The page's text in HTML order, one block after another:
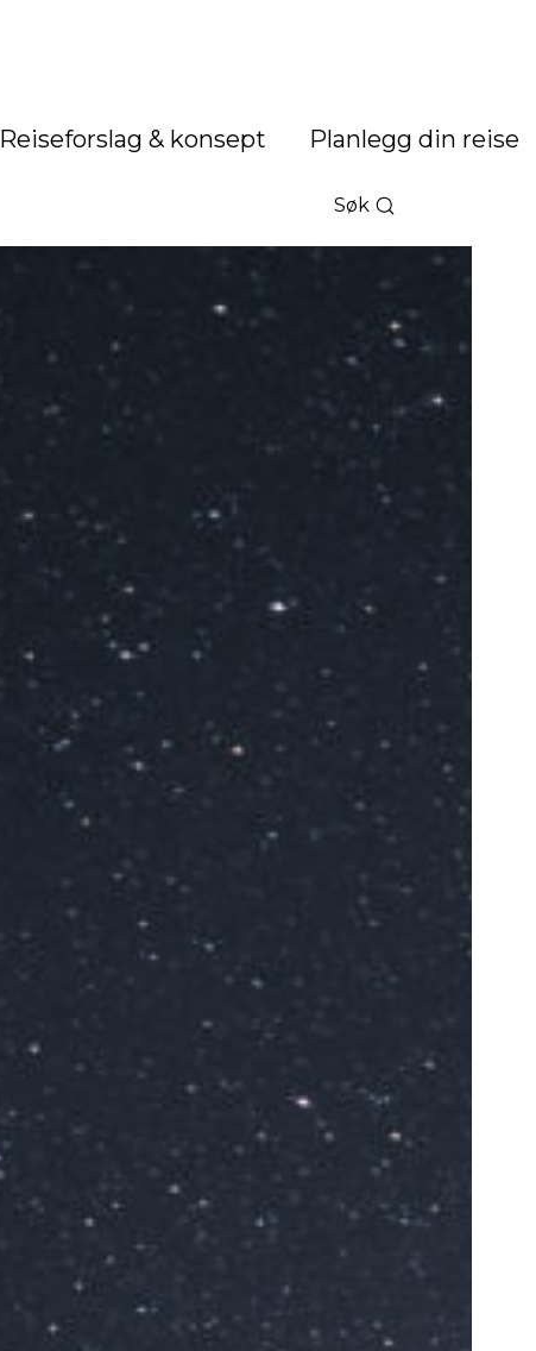
Reiseforslag & konsept Planlegg din reise
Søk